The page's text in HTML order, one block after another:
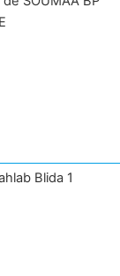
Blida 1